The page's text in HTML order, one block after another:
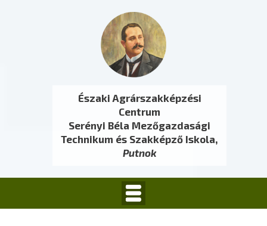
Északi Agrárszakképzési
Centrum
Serényi Béla Mezőgazdasági
Technikum és Szakképző Iskola,
Putnok